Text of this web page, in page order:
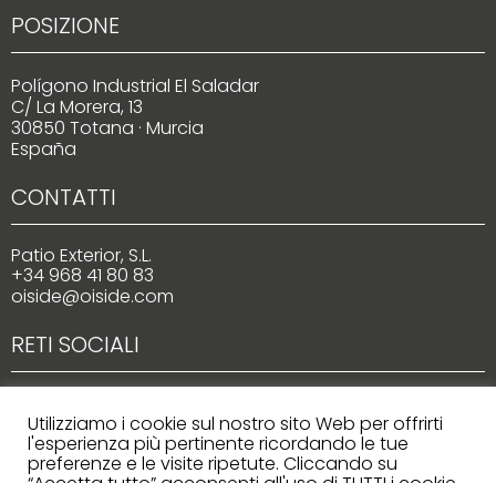
POSIZIONE
Polígono Industrial El Saladar
C/ La Morera, 13
30850 Totana · Murcia
España
CONTATTI
Patio Exterior, S.L.
+34 968 41 80 83
oiside@oiside.com
RETI SOCIALI
Utilizziamo i cookie sul nostro sito Web per offrirti
l'esperienza più pertinente ricordando le tue
preferenze e le visite ripetute. Cliccando su